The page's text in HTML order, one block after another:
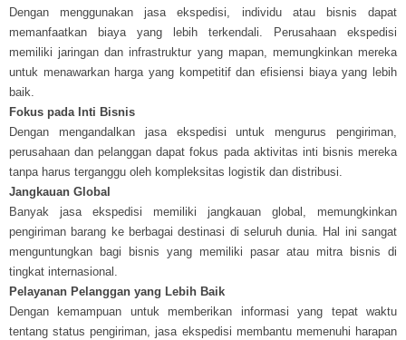
Dengan menggunakan jasa ekspedisi, individu atau bisnis dapat
memanfaatkan biaya yang lebih terkendali. Perusahaan ekspedisi
memiliki jaringan dan infrastruktur yang mapan, memungkinkan mereka
untuk menawarkan harga yang kompetitif dan efisiensi biaya yang lebih
baik.
Fokus pada Inti Bisnis
Dengan mengandalkan jasa ekspedisi untuk mengurus pengiriman,
perusahaan dan pelanggan dapat fokus pada aktivitas inti bisnis mereka
tanpa harus terganggu oleh kompleksitas logistik dan distribusi.
Jangkauan Global
Banyak jasa ekspedisi memiliki jangkauan global, memungkinkan
pengiriman barang ke berbagai destinasi di seluruh dunia. Hal ini sangat
menguntungkan bagi bisnis yang memiliki pasar atau mitra bisnis di
tingkat internasional.
Pelayanan Pelanggan yang Lebih Baik
Dengan kemampuan untuk memberikan informasi yang tepat waktu
tentang status pengiriman, jasa ekspedisi membantu memenuhi harapan